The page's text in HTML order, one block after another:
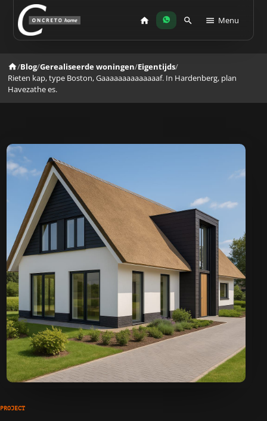
Menu
/Blog/Gerealiseerde woningen/Eigentijds/
Rieten kap, type Boston, Gaaaaaaaaaaaaaaf. In Hardenberg, plan
Havezathe es.
PROJECT